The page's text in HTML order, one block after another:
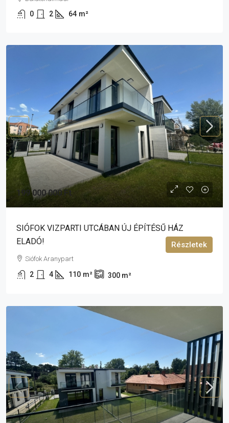
0 2 64 m²
199 000 000 Ft
SIÓFOK VIZPARTI UTCÁBAN ÚJ ÉPÍTÉSŰ HÁZ
ELADÓ!
Siófok Aranypart
2 4 110 m² 300 m²
Részletek